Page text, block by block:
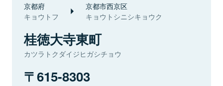
京都府
キョウトフ
京都市西京区
キョウトシニシキョウク
桂徳大寺東町
カツラトクダイジヒガシチョウ
615-8303